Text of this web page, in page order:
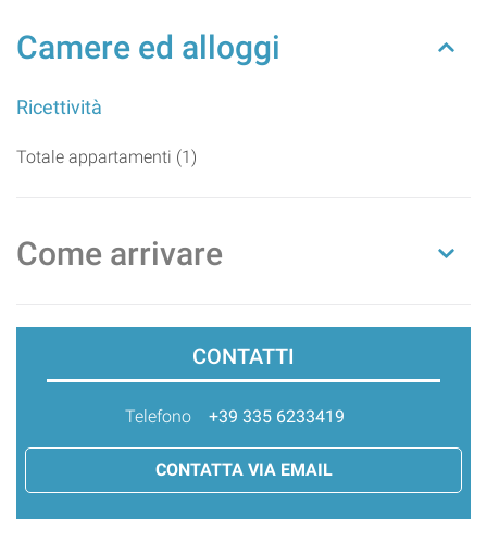
Camere ed alloggi
Ricettività
Totale appartamenti (1)
Come arrivare
CONTATTI
Telefono +39 335 6233419
CONTATTA VIA EMAIL